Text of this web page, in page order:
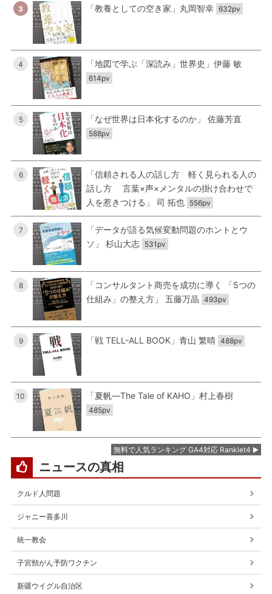
3 「教養としての空き家」丸岡智幸 632pv
4 「地図で学ぶ「深読み」世界史」伊藤 敏
614pv
5 「なぜ世界は日本化するのか」 佐藤芳直
588pv
6
「信頼される人の話し方 軽く見られる人の
話し方 言葉×声×メンタルの掛け合わせで
人を惹きつける」 司 拓也 556pv
7
「データが語る気候変動問題のホントとウ
ソ」 杉山大志 531pv
8
「コンサルタント商売を成功に導く 「5つの
仕組み」の整え方」 五藤万晶 493pv
9 「戦 TELL-ALL BOOK」青山 繁晴 488pv
10 「夏帆―The Tale of KAHO」村上春樹
485pv
無料で人気ランキング GA4対応 Ranklet4
ニュースの真相
クルド人問題
ジャニー喜多川
統一教会
子宮頸がん予防ワクチン
新疆ウイグル自治区